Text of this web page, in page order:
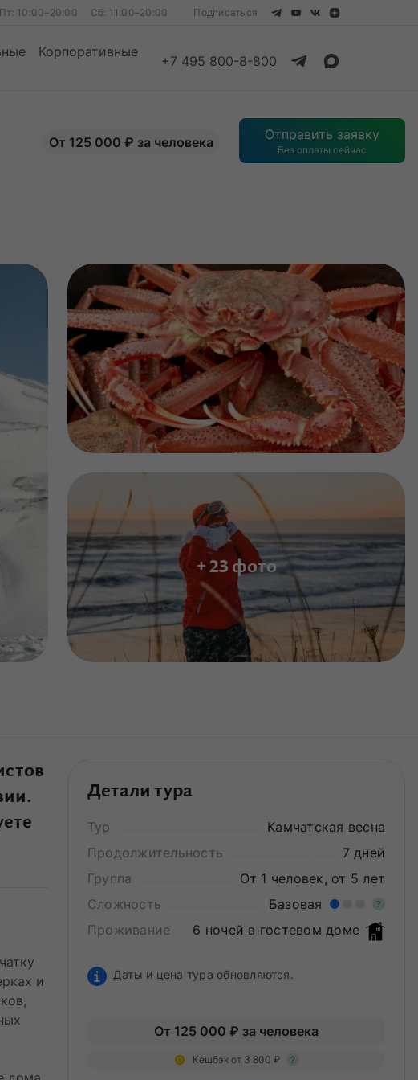
10:00–20:00 Сб: 11:00–20:00 Подписаться
Смотреть все
Корпоративные
+7 495 800-8-800
Смотреть все
От 125 000 ₽ за человека Отправить заявку
Без оплаты сейчас
+ 23 фото
и
Детали тура
Тур
Камчатская весна
Продолжительность
7 дней
Группа
От 1 человек, от 5 лет
Сложность
Базовая ?
Проживание 6 ночей в гостевом доме
Даты и цена тура обновляются.
От 125 000 ₽ за человека
Кешбэк от 3 800 ₽ ?